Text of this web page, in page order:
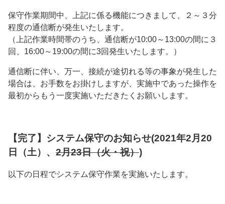
保守作業期間中、上記に係る機能につきまして、２～３分
程度の通信断が発生いたします。
（上記作業時間帯のうち、通信断が10:00～13:00の間に３
回、16:00～19:00の間に3回発生いたします。）
通信断に伴い、万一、接続が途切れる等の事象が発生した
場合は、お手数をお掛けしますが、実施中であった操作を
最初からもう一度実施いただきたくお願いします。
【完了】システム保守のお知らせ(2021年2月20
日（土）、 2月23日（火・祝）)
以下の日程でシステム保守作業を実施いたします。